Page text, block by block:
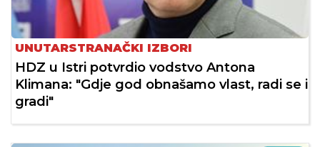
UNUTARSTRANAČKI IZBORI
HDZ u Istri potvrdio vodstvo Antona
Klimana: "Gdje god obnašamo vlast, radi se i
gradi"